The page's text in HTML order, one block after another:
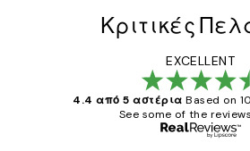
Κριτικές
EXCELLENT
4.4 από 5 αστέρια Based on
See some of the